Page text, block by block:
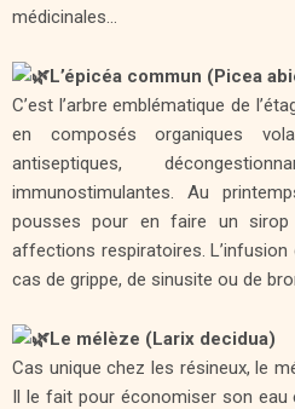
médicinales…
L’épicéa commun (Picea
C’est l’arbre emblématique de
en composés organiques
antiseptiques,
immunostimulantes. Au
pousses pour en faire un
affections respiratoires. L’infusion
cas de grippe, de sinusite ou de
Le mélèze (Larix decidua)
Cas unique chez les résineux, le
Il le fait pour économiser son